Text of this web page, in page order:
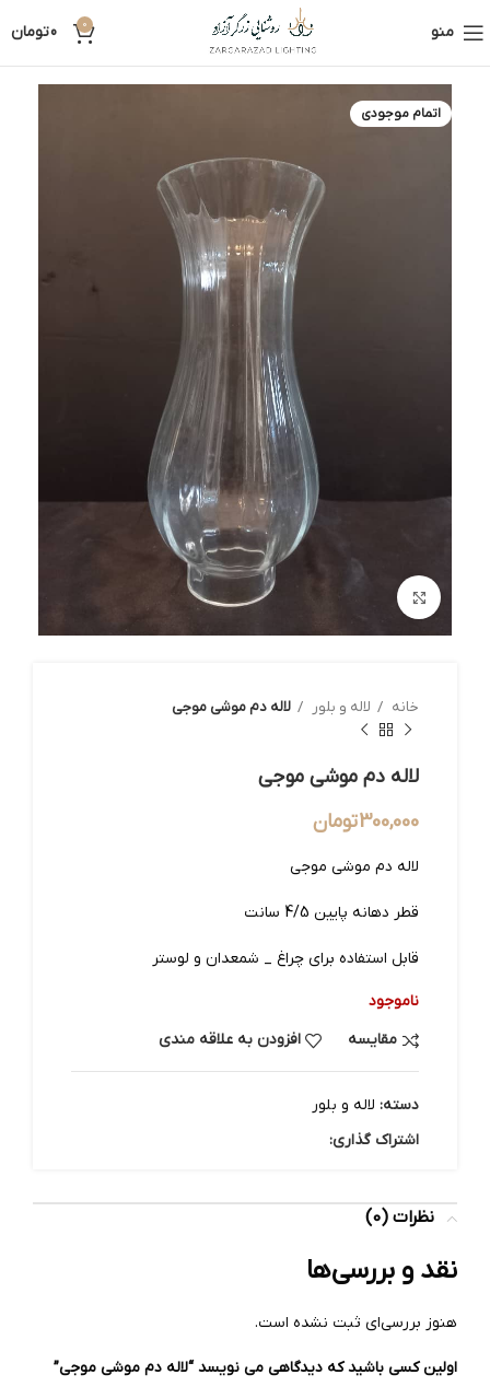
منو 0
0تومان
اتمام موجودی
خانه لاله و بلور لاله دم موشی موجی
لاله دم موشی موجی
300,000تومان
لاله دم موشی موجی
قطر دهانه پایین 4/5 سانت
قابل استفاده برای چراغ _ شمعدان و لوستر
ناموجود
مقایسه
افزودن به علاقه مندی
دسته: لاله و بلور
اشتراک گذاری:
نظرات (0)
نقد و بررسی‌ها
هنوز بررسی‌ای ثبت نشده است.
اولین کسی باشید که دیدگاهی می نویسد “لاله دم موشی موجی”